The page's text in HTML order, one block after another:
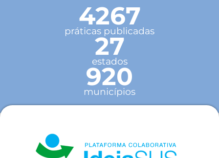
4267
práticas publicadas
27
estados
920
municípios